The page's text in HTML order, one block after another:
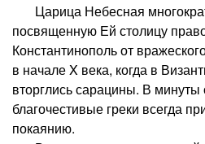
Царица Небесная
посвященную Ей столицу
Константинополь от
в начале X века, когда в
вторглись сарацины. В минуты
благочестивые греки всегда
покаянию.